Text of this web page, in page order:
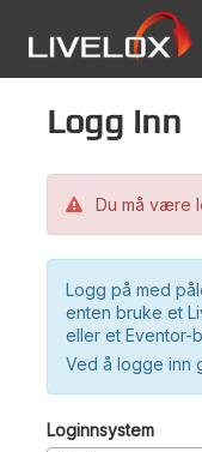
Logg inn
Du må være
Logg på med
enten bruke et
eller et Eventor-
Ved å logge inn
Loginnsystem